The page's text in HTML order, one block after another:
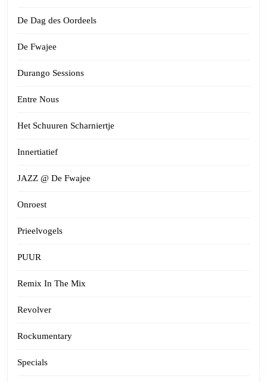
De Dag des Oordeels
De Fwajee
Durango Sessions
Entre Nous
Het Schuuren Scharniertje
Innertiatief
JAZZ @ De Fwajee
Onroest
Prieelvogels
PUUR
Remix In The Mix
Revolver
Rockumentary
Specials